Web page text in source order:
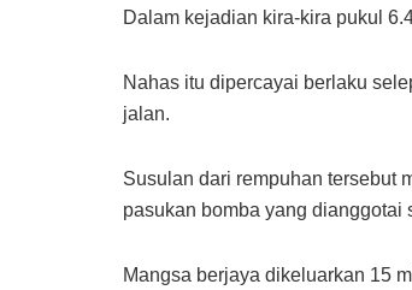
Dalam kejadian kira-kira pukul
Nahas itu dipercayai berlaku
jalan.
Susulan dari rempuhan tersebut
pasukan bomba yang dianggotai
Mangsa berjaya dikeluarkan 15